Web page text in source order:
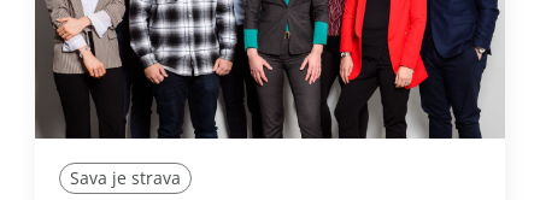
Sava je strava